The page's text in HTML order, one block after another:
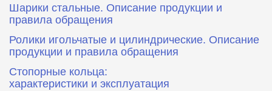
Шарики стальные. Описание продукции и
правила обращения
Ролики игольчатые и цилиндрические. Описание
продукции и правила обращения
Стопорные кольца:
характеристики и эксплуатация